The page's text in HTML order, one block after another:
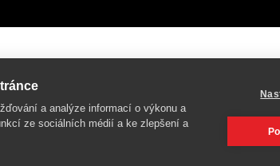
a analýze informací o výkonu a
ze sociálních médií a ke zlepšení a